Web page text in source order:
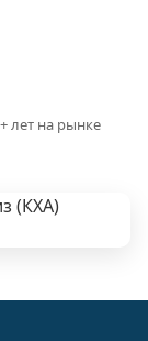
лет на рынке